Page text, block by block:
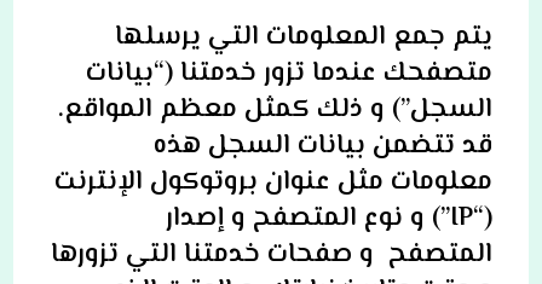
يتم جمع المعلومات التي يرسلها
متصفحك عندما تزور خدمتنا (“بيانات
السجل”) و ذلك كمثل معظم المواقع.
قد تتضمن بيانات السجل هذه
معلومات مثل عنوان بروتوكول الإنترنت
(“IP”) و نوع المتصفح و إصدار
المتصفح و صفحات خدمتنا التي تزورها